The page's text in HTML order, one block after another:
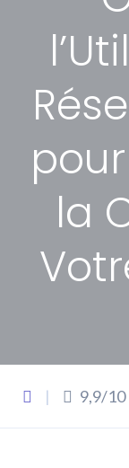
la
| 9,9/10